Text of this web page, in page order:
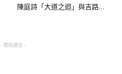
陳庭詩「大道之迴」與吉路...
- 贊助廣告 -